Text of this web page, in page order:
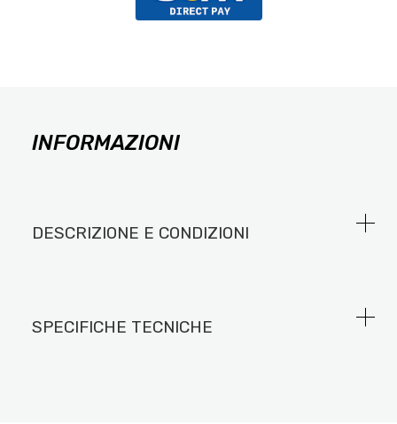
INFORMAZIONI
DESCRIZIONE E CONDIZIONI
SPECIFICHE TECNICHE